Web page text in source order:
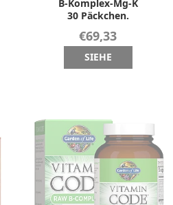
B-Komplex-Mg-K
30 Päckchen.
€69,33
SIEHE